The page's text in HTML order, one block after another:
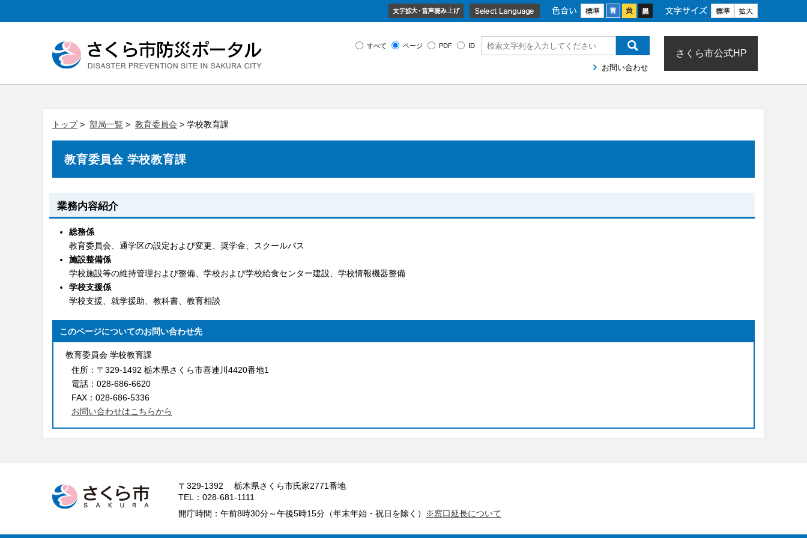
色合い 文字サイズ
さくら市公式HP
お問い合わせ
すべて ページ PDF ID
トップ> 部局一覧 > 教育委員会 > 学校教育課
教育委員会 学校教育課
業務内容紹介
総務係
教育委員会、通学区の設定および変更、奨学金、スクールバス
施設整備係
学校施設等の維持管理および整備、学校および学校給食センター建設、学校情報機器整備
学校支援係
学校支援、就学援助、教科書、教育相談
このページについてのお問い合わせ先
教育委員会 学校教育課
住所： 〒329-1492 栃木県さくら市喜連川4420番地1
電話： 028-686-6620
FAX： 028-686-5336
お問い合わせはこちらから
〒329-1392 栃木県さくら市氏家2771番地
TEL：028-681-1111
開庁時間：午前8時30分～午後5時15分（年末年始・祝日を除く）
※窓口延長について